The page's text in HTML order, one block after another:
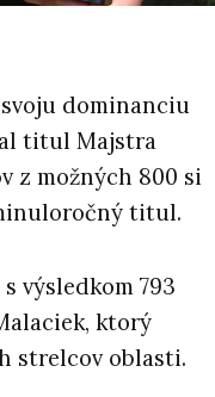
dominanciu
titul Majstra
z možných 800 si
titul.
výsledkom 793
ktorý
strelcov oblasti.